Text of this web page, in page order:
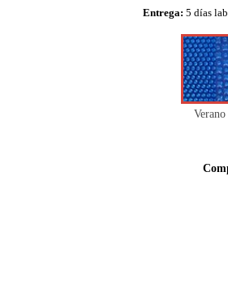
Entrega: 5 días
Verano